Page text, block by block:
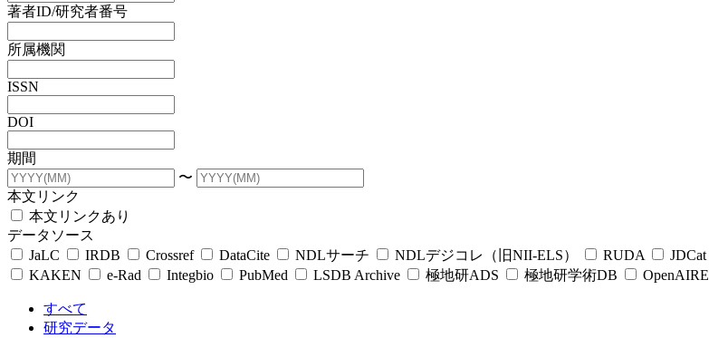
著者ID/研究者番号
所属機関
ISSN
DOI
期間
〜
本文リンク
本文リンクあり
データソース
JaLC
IRDB Crossref DataCite NDLサーチ NDLデジコレ（旧NII-ELS） RUDA JDCat
KAKEN
e-Rad Integbio PubMed LSDB Archive 極地研ADS 極地研学術DB OpenAIRE
すべて
研究データ